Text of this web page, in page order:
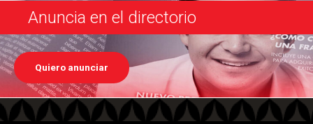
Anuncia en el directorio
Quiero anunciar